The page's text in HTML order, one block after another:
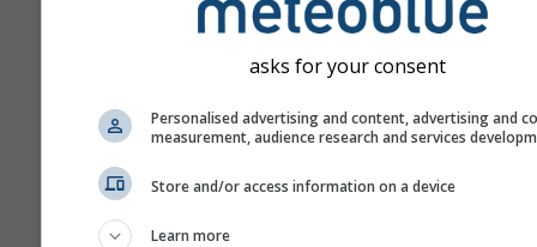
asks for your consent
Personalised advertising and content, advertising and
measurement, audience research and services
Store and/or access information on a device
Learn more